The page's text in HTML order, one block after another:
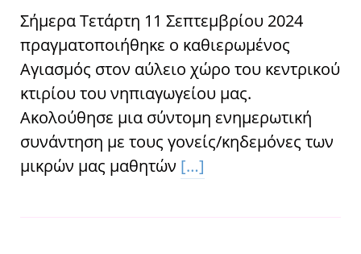
Σήμερα Τετάρτη 11 Σεπτεμβρίου 2024
πραγματοποιήθηκε ο καθιερωμένος
Αγιασμός στον αύλειο χώρο του κεντρικού
κτιρίου του νηπιαγωγείου μας.
Ακολούθησε μια σύντομη ενημερωτική
συνάντηση με τους γονείς/κηδεμόνες των
μικρών μας μαθητών […]